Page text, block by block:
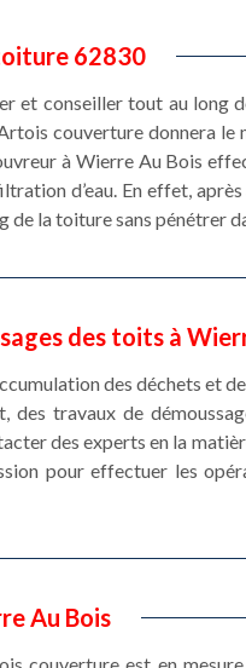
62830
et conseiller tout au long
couverture donnera le
à Wierre Au Bois
d’eau. En effet,
de la toiture sans pénétrer
des toits à
des déchets et
travaux de
des experts en la
pour effectuer les
Au Bois